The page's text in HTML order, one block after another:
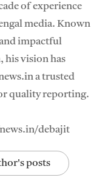
of experience
media. Known
impactful
his vision has
a trusted
quality reporting.
debajit
posts